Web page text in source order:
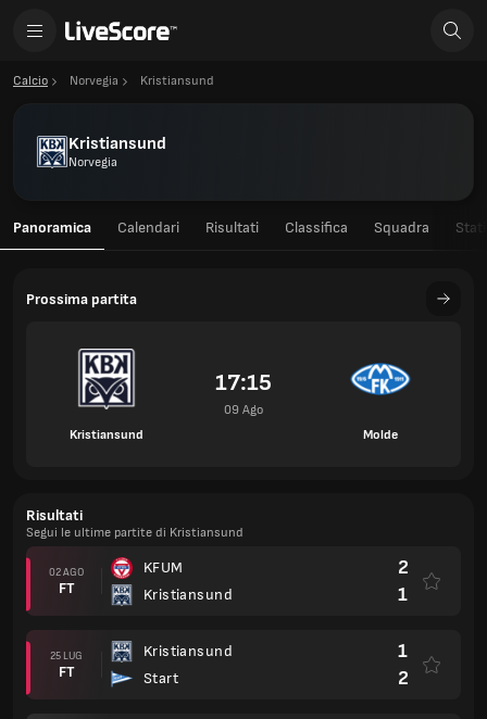
Calcio Norvegia Kristiansund
Kristiansund
Norvegia
Panoramica Calendari Risultati Classifica Squadra
Prossima partita
Kristiansund
17:15
09 Ago
Molde
Risultati
Segui le ultime partite di Kristiansund
02 AGO
FT
KFUM
Kristiansund
2
1
25 LUG
FT
Kristiansund
Start
1
2